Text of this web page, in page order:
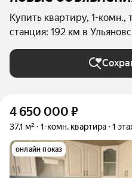
Купить квартиру, 1-
станция: 192 км в
4 650 000 ₽
37,1 м² 1-комн. квартира 1
онлайн показ